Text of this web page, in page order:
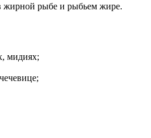
жирной рыбе и рыбьем жире.
мидиях;